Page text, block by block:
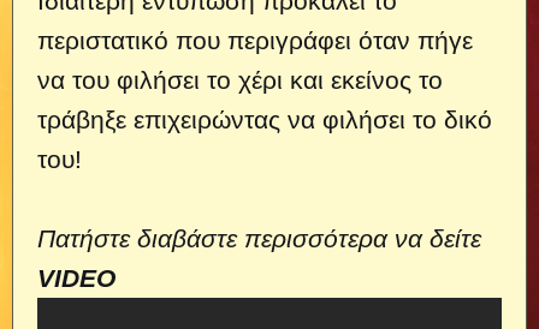
περιστατικό που περιγράφει όταν πήγε
να του φιλήσει το χέρι και εκείνος το
τράβηξε επιχειρώντας να φιλήσει το δικό
του!
Πατήστε διαβάστε περισσότερα να δείτε
VIDEO